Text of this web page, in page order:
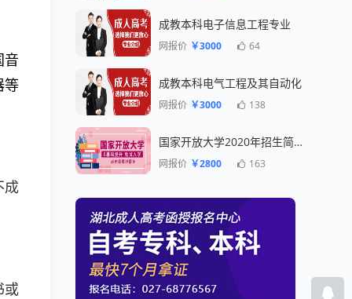
音
等
成
或
成教本科电子信息工程专业
网报价 ￥3000 64
成教本科电气工程及其自动化
网报价 ￥3000 138
国家开放大学2020年招生简章
网报价 ￥2800 163